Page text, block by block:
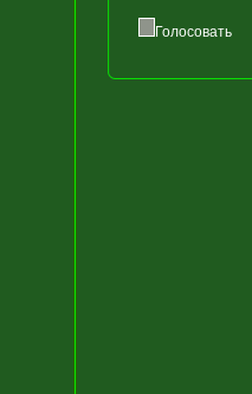
Голосовать